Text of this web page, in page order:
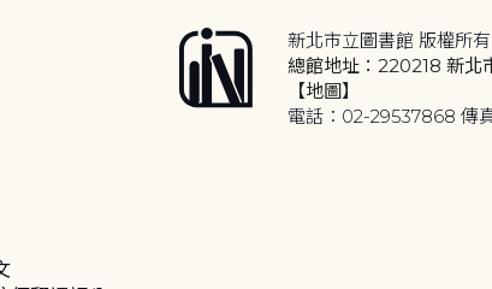
新北市立圖書館 版權所有
總館地址：220218 新北
【地圖】
電話：02-29537868 傳